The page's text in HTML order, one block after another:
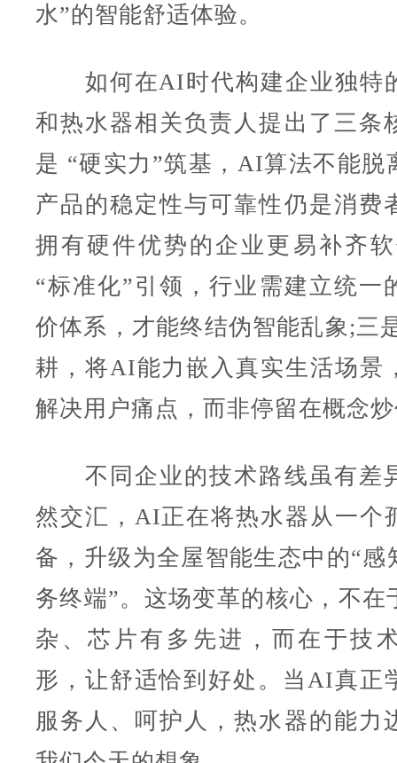
水”的智能舒适体验。
如何在AI时代构建企业独特
和热水器相关负责人提出了三条
是 “硬实力”筑基，AI算法不能脱
产品的稳定性与可靠性仍是消费
拥有硬件优势的企业更易补齐
“标准化”引领，行业需建立统一
价体系，才能终结伪智能乱象;三
耕，将AI能力嵌入真实生活场景
解决用户痛点，而非停留在概念
不同企业的技术路线虽有差
然交汇，AI正在将热水器从一个
备，升级为全屋智能生态中的“感
务终端”。这场变革的核心，不在
杂、芯片有多先进，而在于技
形，让舒适恰到好处。当AI真正
服务人、呵护人，热水器的能力